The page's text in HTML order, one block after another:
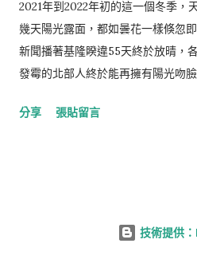
九公里，作為觀測敵船入港與守備
烈，白米甕砲台現今已成為賞海景
與基隆燈塔有處相通的步道，從白
車停在基隆燈塔下方的光華路上，
_______________ 其他文章 A
2021年到2022年初的這一個冬季，
幾天陽光露面，都如曇花一樣倏忽
新聞播著基隆睽違55天終於放晴，
發霉的北部人終於能再擁有陽光吻
岩構成，主成分為石英岩質砂岩和
峋崢嶸，龍洞也是座天然的岩場，
分享 張貼留言
技術提供